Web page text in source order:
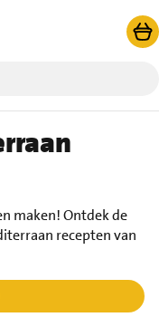
maken! Ontdek de
recepten van